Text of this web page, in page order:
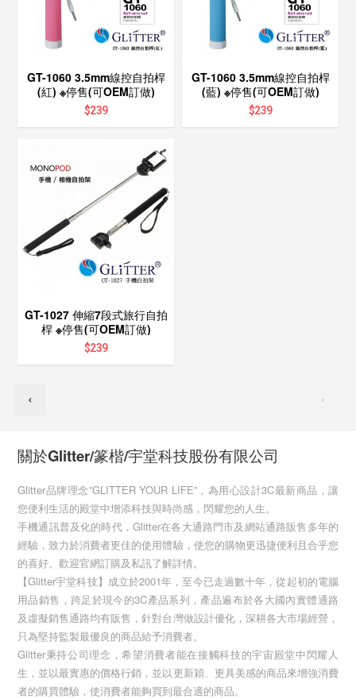
GT-1060 3.5mm線控自拍桿
(紅) ※停售(可OEM訂做)
$239
GT-1060 3.5mm線控自拍桿
(藍) ※停售(可OEM訂做)
$239
GT-1027 伸縮7段式旅行自拍
桿 ※停售(可OEM訂做)
$239
關於Glitter/篆楷/宇堂科技股份有限公司
Glitter品牌理念”GLITTER YOUR LIFE”，為用心設計3C最新商品，讓
您便利生活的殿堂中增添科技與時尚感，閃耀您的人生。
手機通訊普及化的時代，Glitter在各大通路門市及網站通路販售多年的
經驗，致力於消費者更佳的使用體驗，使您的購物更迅捷便利且合乎您
的喜好。歡迎官網訂購及私訊了解詳情。
【Glitter宇堂科技】成立於2001年，至今已走過數十年，從起初的電腦
用品銷售，跨足於現今的3C產品系列，產品遍布於各大國內實體通路
及虛擬銷售通路均有販售，針對台灣做設計優化，深耕各大市場經營，
只為堅持監製最優良的商品給予消費者。
Glitter秉持公司理念，希望消費者能在接觸科技的宇宙殿堂中閃耀人
生，並以最實惠的價格行銷，並以更新穎、更具美感的商品來增強消費
者的購買體驗，使消費者能夠買到最合適的商品。